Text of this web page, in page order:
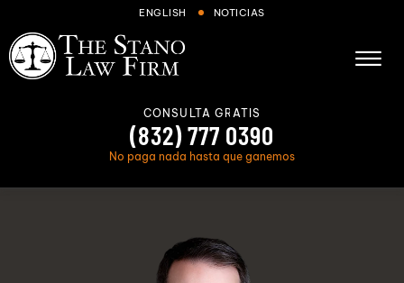
ENGLISH NOTICIAS
Skip to Main Content
☰
Casos Que Manejamos
CONSULTA GRATIS
(832) 777 0390
No paga nada hasta que ganemos